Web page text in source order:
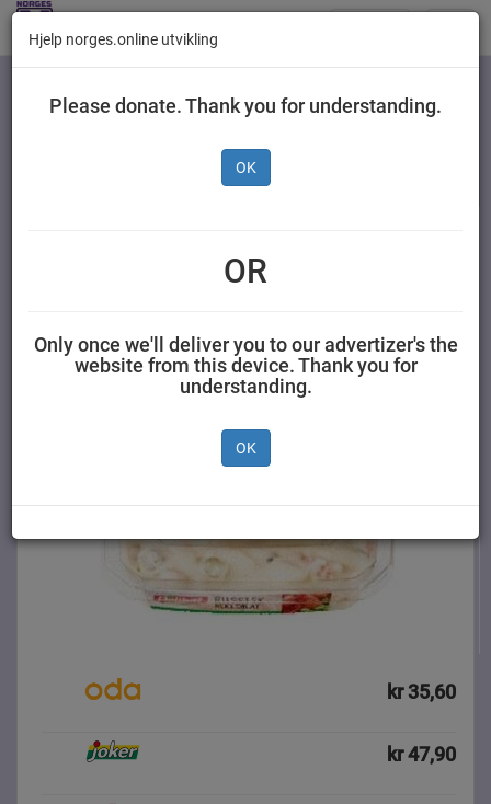
Kategorier
Rekesalat 200 g
kr 35,60
kr 47,90
Hjelp norges.online utvikling
Please donate. Thank you for understanding.
OK
OR
Only once we'll deliver you to our advertizer's the
website from this device. Thank you for
understanding.
OK